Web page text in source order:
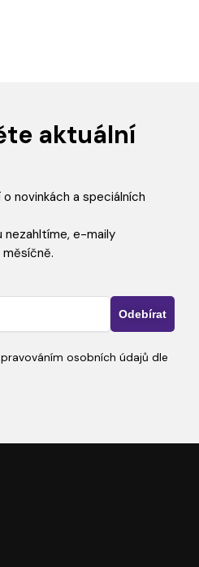
aktuální
novinkách a speciálních
nezahltíme, e-maily
osobních údajů dle